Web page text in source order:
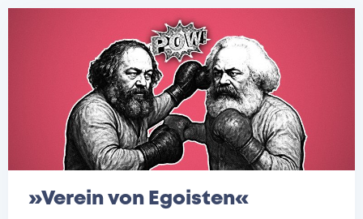
»Verein von Egoisten«